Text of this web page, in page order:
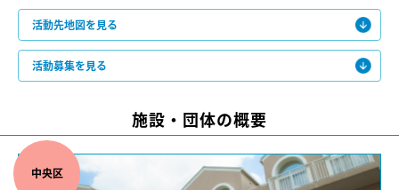
活動先地図を見る
活動募集を見る
施設・団体の概要
中央区